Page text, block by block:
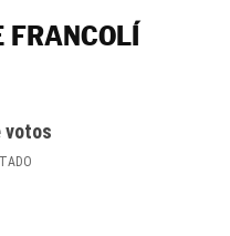
FRANCOLÍ
votos